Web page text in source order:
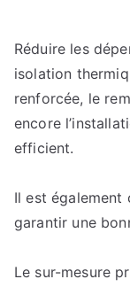
Réduire les
isolation
renforcée, le
encore
efficient.
Il est également
garantir une
Le sur-mesure